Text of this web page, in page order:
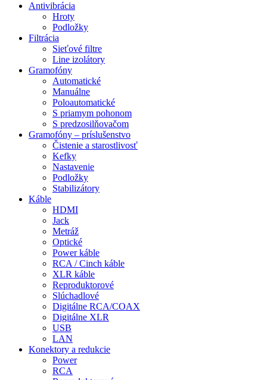
Antivibrácia
Hroty
Podložky
Filtrácia
Sieťové filtre
Line izolátory
Gramofóny
Automatické
Manuálne
Poloautomatické
S priamym pohonom
S predzosilňovačom
Gramofóny – príslušenstvo
Čistenie a starostlivosť
Kefky
Nastavenie
Podložky
Stabilizátory
Káble
HDMI
Jack
Metráž
Optické
Power káble
RCA / Cinch káble
XLR káble
Reproduktorové
Slúchadlové
Digitálne RCA/COAX
Digitálne XLR
USB
LAN
Konektory a redukcie
Power
RCA